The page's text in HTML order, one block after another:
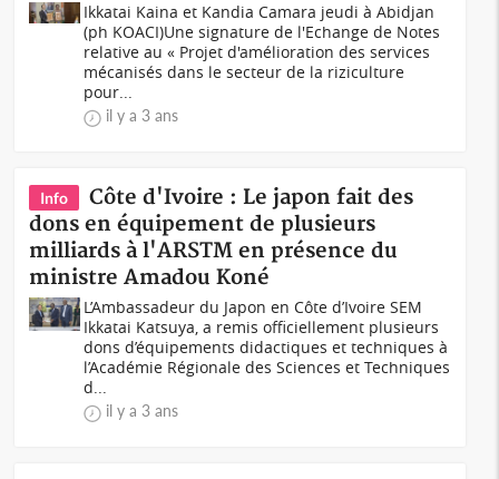
Ikkatai Kaina et Kandia Camara jeudi à Abidjan
(ph KOACI)Une signature de l'Echange de Notes
relative au « Projet d'amélioration des services
mécanisés dans le secteur de la riziculture
pour...
il y a 3 ans
Info
Côte d'Ivoire : Le japon fait des
dons en équipement de plusieurs
milliards à l'ARSTM en présence du
ministre Amadou Koné
L’Ambassadeur du Japon en Côte d’Ivoire SEM
Ikkatai Katsuya, a remis officiellement plusieurs
dons d’équipements didactiques et techniques à
l’Académie Régionale des Sciences et Techniques
d...
il y a 3 ans